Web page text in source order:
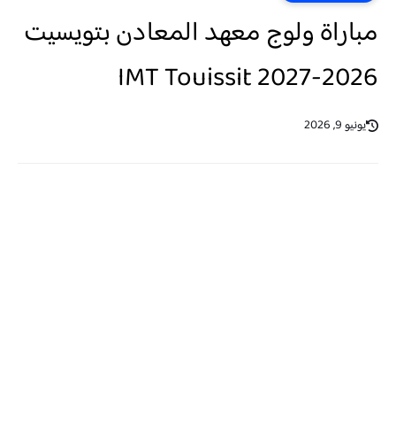
مباراة ولوج معهد المعادن بتويسيت
2026-2027 IMT Touissit
يونيو 9, 2026